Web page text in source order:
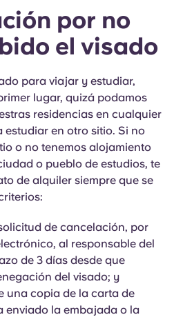
por no
el visado
para viajar y estudiar,
lugar, quizá podamos
residencias en cualquier
estudiar en otro sitio. Si no
o no tenemos alojamiento
o pueblo de estudios, te
de alquiler siempre que se
de cancelación, por
al responsable del
de 3 días desde que
del visado; y
una copia de la carta de
enviado la embajada o la